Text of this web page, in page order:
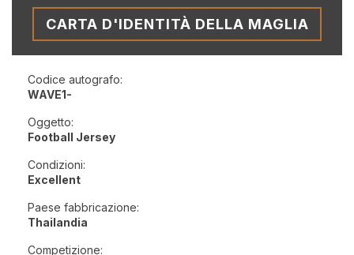
CARTA D'IDENTITÀ DELLA MAGLIA
Codice autografo:
WAVE1-
Oggetto:
Football Jersey
Condizioni:
Excellent
Paese fabbricazione:
Thailandia
Competizione: